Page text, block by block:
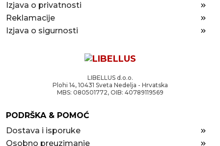
Izjava o privatnosti
Reklamacije
Izjava o sigurnosti
LIBELLUS d.o.o.
Plohi 14, 10431 Sveta Nedelja - Hrvatska
MBS: 080501772, OIB: 40789119569
PODRŠKA & POMOĆ
Dostava i isporuke
Osobno preuzimanje